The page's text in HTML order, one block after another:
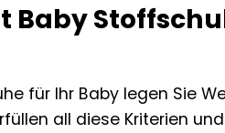
für Ihr Baby legen Sie
all diese Kriterien